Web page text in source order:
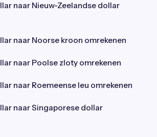
naar Nieuw-Zeelandse dollar
naar Noorse kroon omrekenen
naar Poolse zloty omrekenen
naar Roemeense leu omrekenen
naar Singaporese dollar